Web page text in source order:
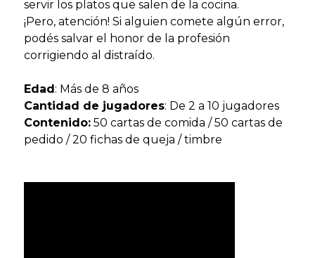
servir los platos que salen de la cocina.
¡Pero, atención! Si alguien comete algún error,
podés salvar el honor de la profesión
corrigiendo al distraído.
Edad: Más de 8 años
Cantidad de jugadores: De 2 a 10 jugadores
Contenido:50 cartas de comida / 50 cartas de
pedido / 20 fichas de queja / timbre